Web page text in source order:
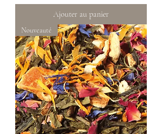
Ajouter au panier
Nouveauté